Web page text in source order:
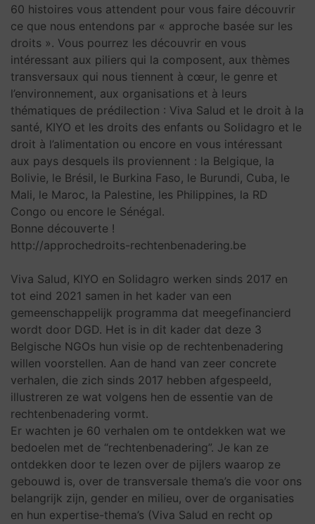
60 histoires vous attendent pour vous faire découvrir
ce que nous entendons par « approche basée sur les
droits ». Vous pourrez les découvrir en vous
intéressant aux piliers qui la composent, aux thèmes
transversaux qui nous tiennent à cœur, le genre et
l’environnement, aux organisations et à leurs
thématiques de prédilection : Viva Salud et le droit à la
santé, KIYO et les droits des enfants ou Solidagro et le
droit à l’alimentation ou encore en vous intéressant
aux pays desquels ils proviennent : la Belgique, la
Bolivie, le Brésil, le Burkina Faso, le Burundi, Cuba, le
Mali, le Maroc, la Palestine, les Philippines, la RD
Congo ou encore le Sénégal.
Bonne découverte !
http://approchedroits-rechtenbenadering.be
Viva Salud, KIYO en Solidagro werken sinds 2017 en
tot eind 2021 samen in het kader van een
gemeenschappelijk programma dat meegefinancierd
wordt door DGD. Het is in dit kader dat deze 3
Belgische NGOs hun visie op de rechtenbenadering
willen voorstellen. Aan de hand van zeer concrete
verhalen, die zich sinds 2017 hebben afgespeeld,
illustreren ze wat volgens hen de essentie van de
rechtenbenadering vormt.
Er wachten je 60 verhalen om te ontdekken wat we
bedoelen met de “rechtenbenadering”. Je kan ze
ontdekken door te lezen over de pijlers waarop ze
gebouwd is, over de transversale thema’s die voor ons
belangrijk zijn, gender en milieu, over de organisaties
en hun expertise-thema’s (Viva Salud en recht op